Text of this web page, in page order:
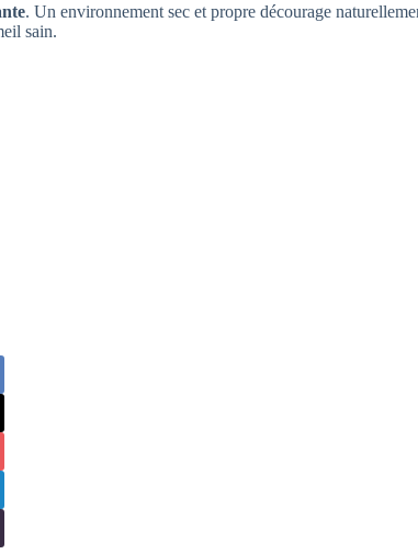
. Un environnement sec et propre décourage
sain.